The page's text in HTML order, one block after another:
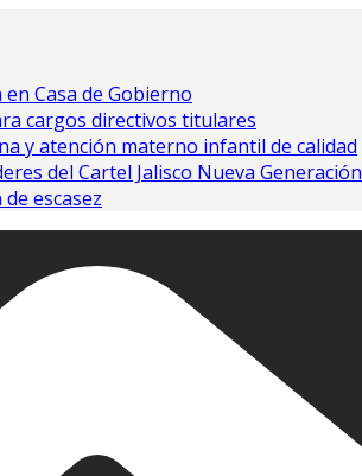
Casa de Gobierno
cargos directivos titulares
y atención materno infantil de calidad
del Cartel Jalisco Nueva Generación
escasez